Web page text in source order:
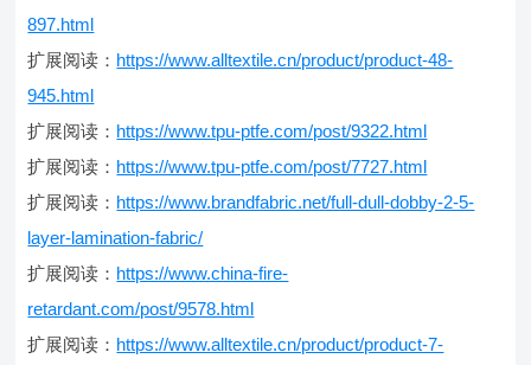
897.html
扩展阅读： https://www.alltextile.cn/product/product-48-
945.html
扩展阅读： https://www.tpu-ptfe.com/post/9322.html
扩展阅读： https://www.tpu-ptfe.com/post/7727.html
扩展阅读： https://www.brandfabric.net/full-dull-dobby-2-5-
layer-lamination-fabric/
扩展阅读： https://www.china-fire-
retardant.com/post/9578.html
扩展阅读： https://www.alltextile.cn/product/product-7-